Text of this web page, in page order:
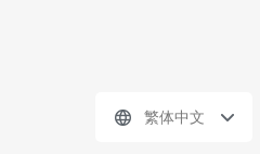
繁体中文